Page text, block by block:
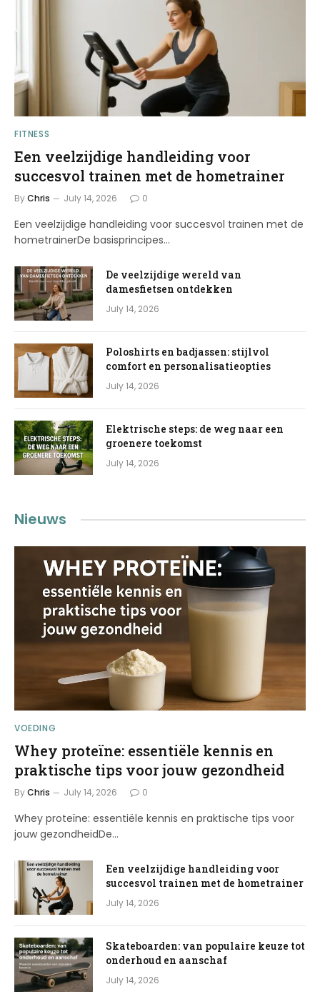
FITNESS
Een veelzijdige handleiding voor
succesvol trainen met de hometrainer
ByChris July 14, 2026 0
Een veelzijdige handleiding voor succesvol trainen met de
hometrainerDe basisprincipes…
De veelzijdige wereld van
damesfietsen ontdekken
July 14, 2026
Poloshirts en badjassen: stijlvol
comfort en personalisatieopties
July 14, 2026
Elektrische steps: de weg naar een
groenere toekomst
July 14, 2026
Nieuws
VOEDING
Whey proteïne: essentiële kennis en
praktische tips voor jouw gezondheid
ByChris July 14, 2026 0
Whey proteïne: essentiële kennis en praktische tips voor
jouw gezondheidDe…
Een veelzijdige handleiding voor
succesvol trainen met de hometrainer
July 14, 2026
Skateboarden: van populaire keuze tot
onderhoud en aanschaf
July 14, 2026